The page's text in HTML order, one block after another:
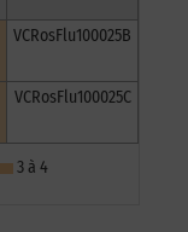
VCRosFlu100025B
VCRosFlu100025C
3 à 4